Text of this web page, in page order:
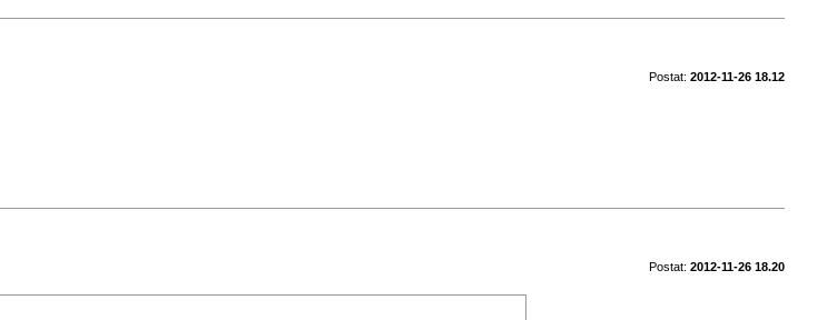
Postat: 2012-11-26 18.12
Postat: 2012-11-26 18.20